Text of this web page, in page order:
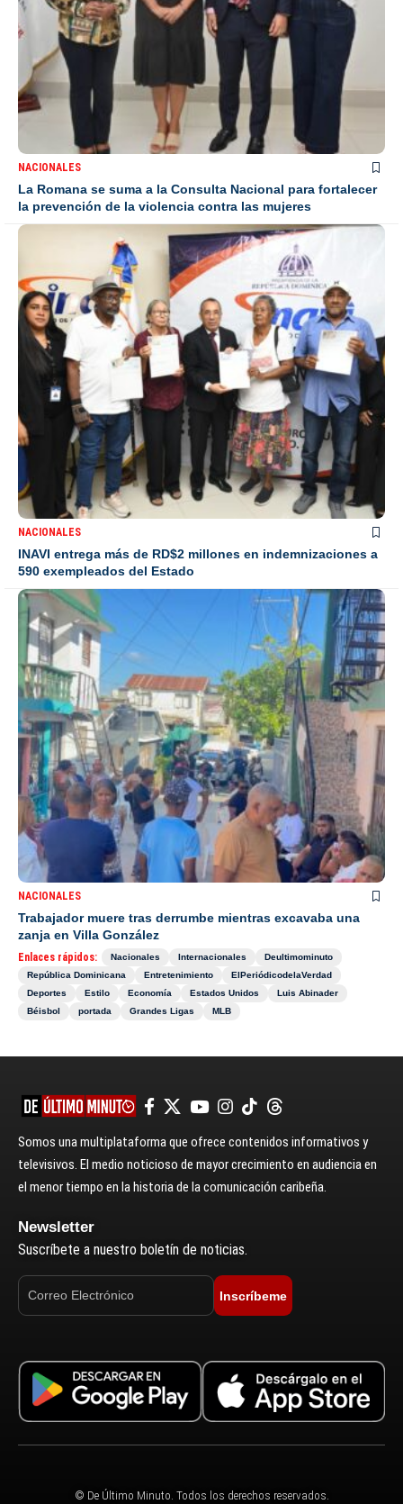
NACIONALES
La Romana se suma a la Consulta Nacional para fortalecer
la prevención de la violencia contra las mujeres
NACIONALES
INAVI entrega más de RD$2 millones en indemnizaciones a
590 exempleados del Estado
NACIONALES
Trabajador muere tras derrumbe mientras excavaba una
zanja en Villa González
Enlaces rápidos: Nacionales Internacionales
Deultimominuto
República Dominicana
Entretenimiento
ElPeriódicodelaVerdad
Deportes
Estilo Economía Estados Unidos
Luis Abinader
Béisbol
portada Grandes Ligas MLB
Somos una multiplataforma que ofrece contenidos informativos y
televisivos. El medio noticioso de mayor crecimiento en audiencia en
el menor tiempo en la historia de la comunicación caribeña.
Newsletter
Suscríbete a nuestro boletín de noticias.
Inscríbeme
© De Último Minuto. Todos los derechos reservados.